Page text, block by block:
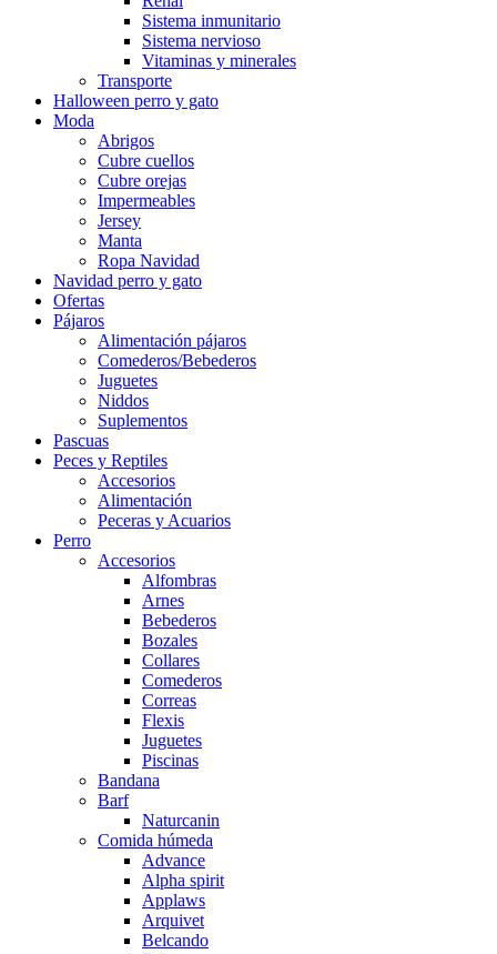
Sistema inmunitario
Sistema nervioso
Vitaminas y minerales
Transporte
Halloween perro y gato
Moda
Abrigos
Cubre cuellos
Cubre orejas
Impermeables
Jersey
Manta
Ropa Navidad
Navidad perro y gato
Ofertas
Pájaros
Alimentación pájaros
Comederos/Bebederos
Juguetes
Niddos
Suplementos
Pascuas
Peces y Reptiles
Accesorios
Alimentación
Peceras y Acuarios
Perro
Accesorios
Alfombras
Arnes
Bebederos
Bozales
Collares
Comederos
Correas
Flexis
Juguetes
Piscinas
Bandana
Barf
Naturcanin
Comida húmeda
Advance
Alpha spirit
Applaws
Arquivet
Belcando